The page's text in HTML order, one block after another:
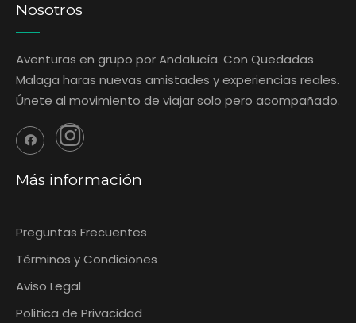
Nosotros
Aventuras en grupo por Andalucía. Con Quedadas
Malaga haras nuevas amistades y experiencias reales.
Únete al movimiento de viajar solo pero acompañado.
Más información
Preguntas Frecuentes
‎Términos y Condiciones
Aviso Legal
Politica de Privacidad